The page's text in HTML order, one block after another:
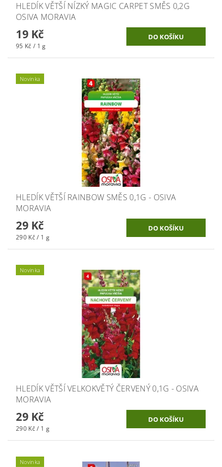
HLEDÍK VĚTŠÍ NÍZKÝ MAGIC CARPET SMĚS 0,2G
OSIVA MORAVIA
19 Kč
95 Kč / 1 g
Novinka
HLEDÍK VĚTŠÍ RAINBOW SMĚS 0,1G - OSIVA
MORAVIA
29 Kč
290 Kč / 1 g
Novinka
HLEDÍK VĚTŠÍ VELKOKVĚTÝ ČERVENÝ 0,1G - OSIVA
MORAVIA
29 Kč
290 Kč / 1 g
Novinka